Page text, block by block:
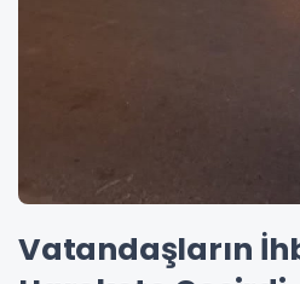
Vatandaşların